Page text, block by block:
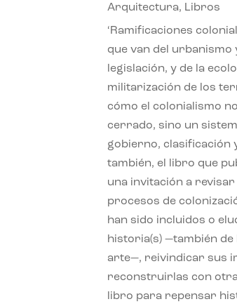
Arquitectura, Libros
‘Ramificaciones
que van del
legislación, y de la
militarización de los
cómo el colonialismo
cerrado, sino un
gobierno, clasificación
también, el libro que
una invitación a
procesos de
han sido incluidos o
historia(s) —también
arte—, reivindicar sus
reconstruirlas con
libro para repensar